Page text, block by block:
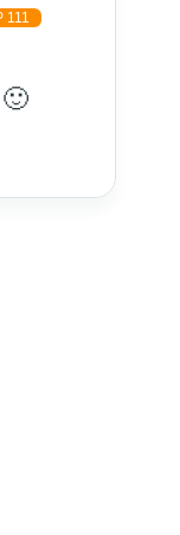
111